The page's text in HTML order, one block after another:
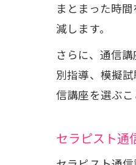
まとまった時
減します。
さらに、通信
別指導、模擬
信講座を選ぶこ
セラピスト通